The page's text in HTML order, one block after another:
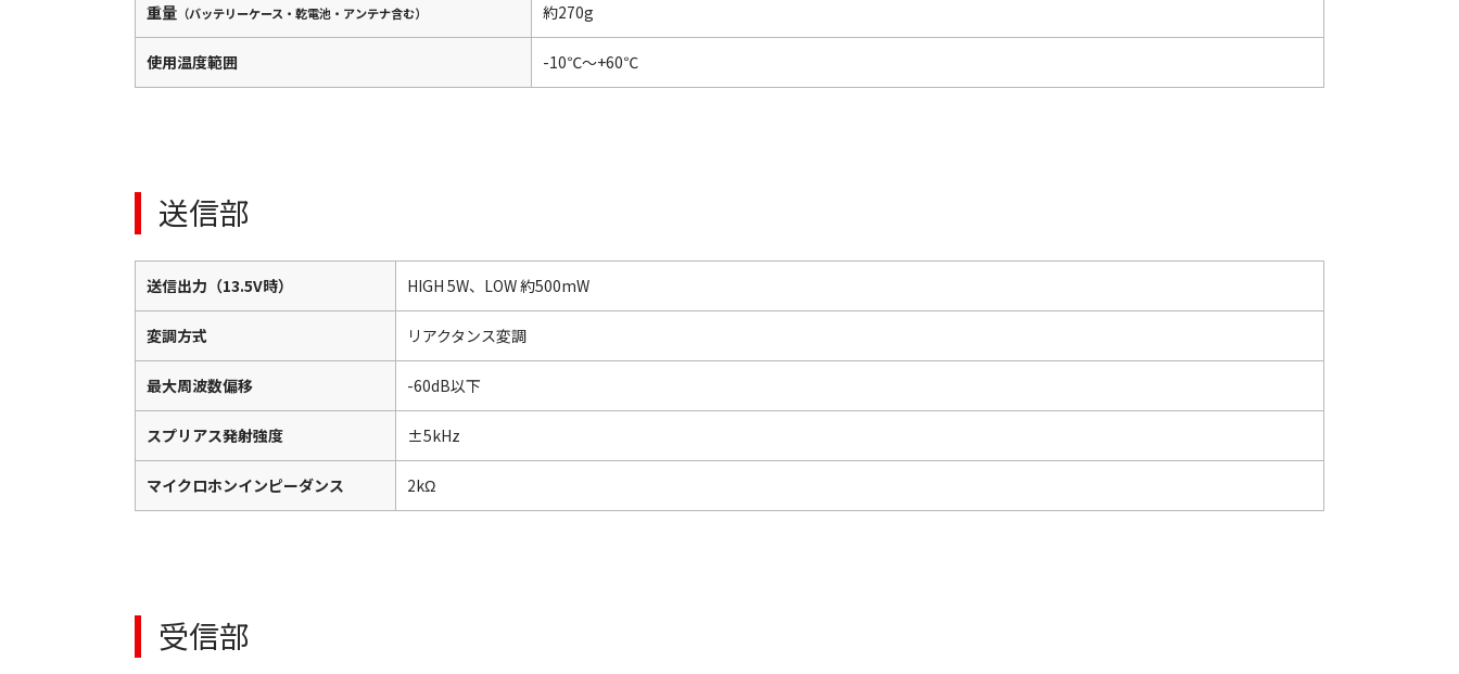
重量 （バッテリーケース・乾電池・アンテナ含む） 約270g
使用温度範囲 -10℃～+60℃
送信部
送信出力（13.5V時） HIGH 5W、LOW 約500mW
変調方式 リアクタンス変調
最大周波数偏移 -60dB以下
スプリアス発射強度 ±5kHz
マイクロホンインピーダンス 2kΩ
受信部